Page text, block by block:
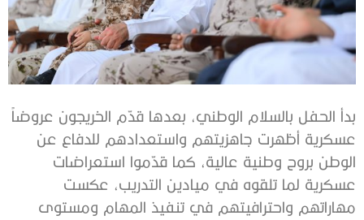
بدأ الحفل بالسلام الوطني، بعدها قدّم الخريجون عروضاً
عسكرية أظهرت جاهزيتهم واستعدادهم للدفاع عن
الوطن بروح وطنية عالية، كما قدّموا استعراضات
عسكرية لما تلقوه في ميادين التدريب، عكست
مهاراتهم واحترافيتهم في تنفيذ المهام ومستوى